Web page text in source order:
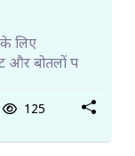
लिए
और बोतलों प
125